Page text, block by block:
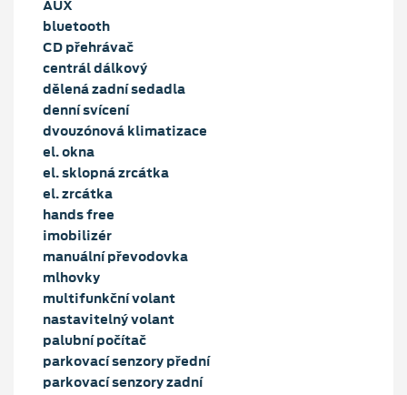
AUX
bluetooth
CD přehrávač
centrál dálkový
dělená zadní sedadla
denní svícení
dvouzónová klimatizace
el. okna
el. sklopná zrcátka
el. zrcátka
hands free
imobilizér
manuální převodovka
mlhovky
multifunkční volant
nastavitelný volant
palubní počítač
parkovací senzory přední
parkovací senzory zadní